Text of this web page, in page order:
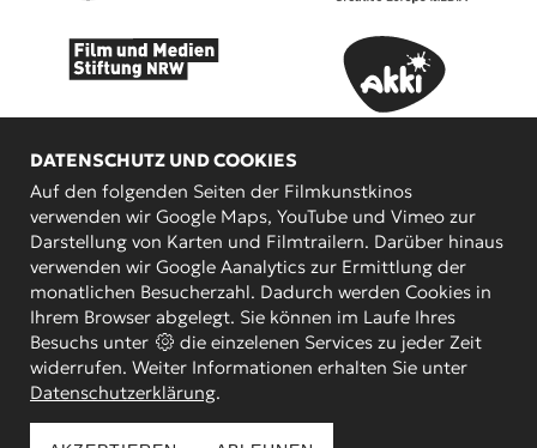
KOOPERATIONSPARTNER
DATENSCHUTZ UND COOKIES
Auf den folgenden Seiten der Filmkunstkinos
verwenden wir Google Maps, YouTube und Vimeo zur
Darstellung von Karten und Filmtrailern. Darüber hinaus
verwenden wir Google Aanalytics zur Ermittlung der
monatlichen Besucherzahl. Dadurch werden Cookies in
Ihrem Browser abgelegt. Sie können im Laufe Ihres
Besuchs unter
die einzelenen Services zu jeder Zeit
widerrufen. Weiter Informationen erhalten Sie unter
Datenschutzerklärung.